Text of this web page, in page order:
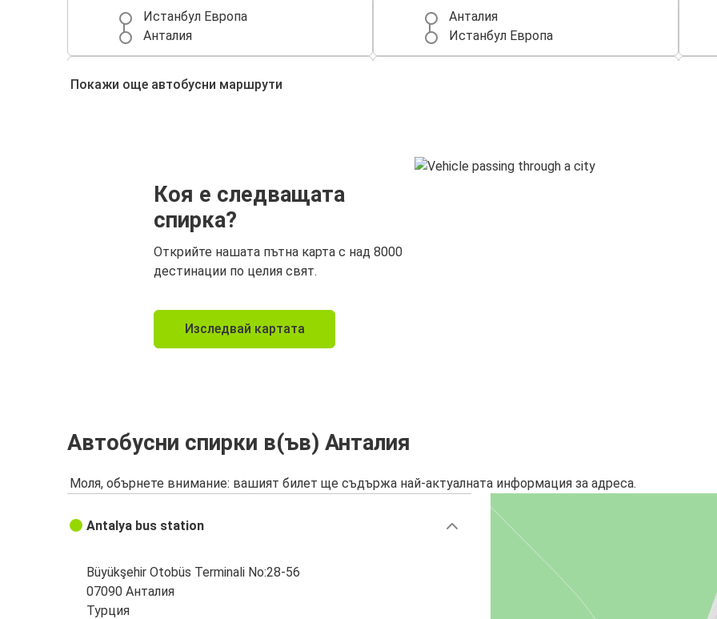
Истанбул Европа
Анталия
Анталия
Истанбул Европа
Мерсин
Анталия
Анталия
Варна
Покажи още автобусни маршрути
Коя е следващата
спирка?
Открийте нашата пътна карта с над 8000
дестинации по целия свят.
Изследвай картата
Автобусни спирки в(ъв) Анталия
Моля, обърнете внимание: вашият билет ще съдържа най-актуалната информация за адреса.
Antalya bus station
Büyükşehir Otobüs Terminali No:28-56
07090 Анталия
Турция